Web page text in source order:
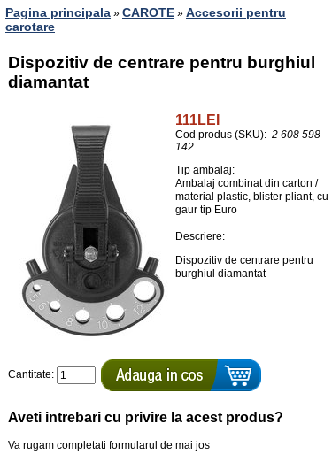
Pagina principala » CAROTE » Accesorii pentru
carotare
Dispozitiv de centrare pentru burghiul
diamantat
111LEI
Cod produs (SKU): 2 608 598
142
Tip ambalaj:
Ambalaj combinat din carton /
material plastic, blister pliant, cu
gaur tip Euro
Descriere:
Dispozitiv de centrare pentru
burghiul diamantat
Cantitate:
Aveti intrebari cu privire la acest produs?
Va rugam completati formularul de mai jos